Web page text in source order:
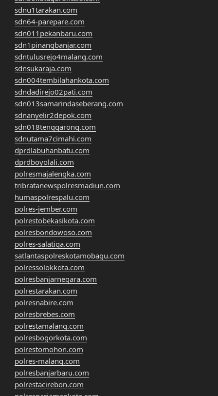
sdnu1tarakan.com
sdn64-parepare.com
sdn011pekanbaru.com
sdn1pinangbanjar.com
sdntulusrejo4malang.com
sdnsukaraja.com
sdn004tembilahankota.com
sdndadirejo02pati.com
sdn013samarindaseberang.com
sdnanyelir2depok.com
sdn018tenggarong.com
sdnutama7cimahi.com
dprdlabuhanbatu.com
dprdboyolali.com
polresmajalengka.com
tribratanewspolresmadiun.com
humaspolrespalu.com
polres-jember.com
polrestobekasikota.com
polresbondowoso.com
polres-salatiga.com
satlantaspolreskotamobagu.com
polressolokkota.com
polresbanjarnegara.com
polrestarakan.com
polresnabire.com
polresbrebes.com
polrestamalang.com
polresbogorkota.com
polrestomohon.com
polres-malang.com
polresbanjarbaru.com
polrestacirebon.com